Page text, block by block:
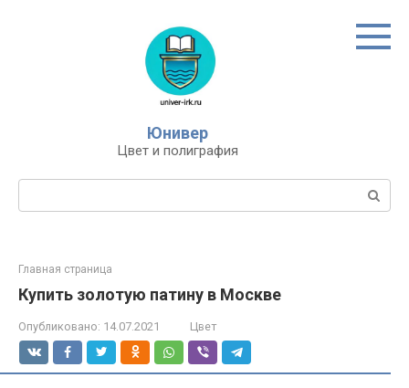
Юнивер
Цвет и полиграфия
Главная страница
Купить золотую патину в Москве
Опубликовано: 14.07.2021 Цвет